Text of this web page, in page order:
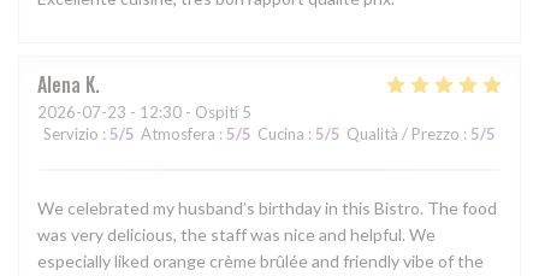
Alena K
2026-07-23 - 12:30 - Ospiti 5
Servizio : 5/5 Atmosfera : 5/5 Cucina : 5/5 Qualità / Prezzo : 5/5
We celebrated my husband’s birthday in this Bistro. The food
was very delicious, the staff was nice and helpful. We
especially liked orange crème brûlée and friendly vibe of the